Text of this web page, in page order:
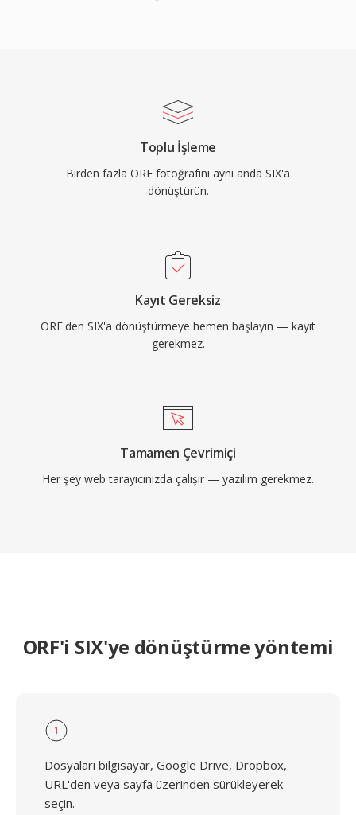
Toplu İşleme
Birden fazla ORF fotoğrafını aynı anda SIX'a
dönüştürün.
Kayıt Gereksiz
ORF'den SIX'a dönüştürmeye hemen başlayın — kayıt
gerekmez.
Tamamen Çevrimiçi
Her şey web tarayıcınızda çalışır — yazılım gerekmez.
ORF'i SIX'ye dönüştürme yöntemi
1
Dosyaları bilgisayar, Google Drive, Dropbox,
URL'den veya sayfa üzerinden sürükleyerek
seçin.